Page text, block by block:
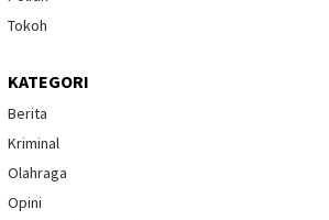
Tokoh
KATEGORI
Berita
Kriminal
Olahraga
Opini